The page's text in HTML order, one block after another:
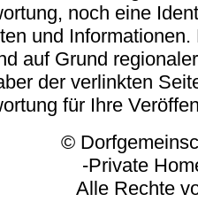
noch eine
und
auf Grund
der verlinkten
für Ihre